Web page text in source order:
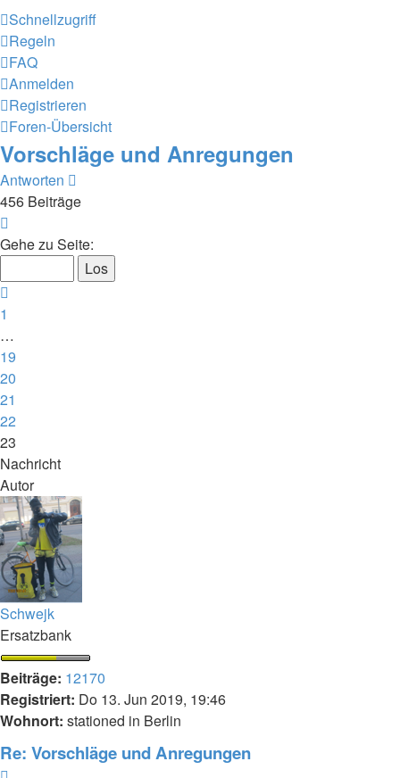
Schnellzugriff
Regeln
FAQ
Anmelden
Registrieren
Foren-Übersicht
Vorschläge und Anregungen
Antworten
456 Beiträge
23
23
Gehe zu Seite:
1
…
19
20
21
22
23
Nachricht
Autor
Schwejk
Ersatzbank
Beiträge: 12170
Registriert: Do 13. Jun 2019, 19:46
Wohnort: stationed in Berlin
Re: Vorschläge und Anregungen